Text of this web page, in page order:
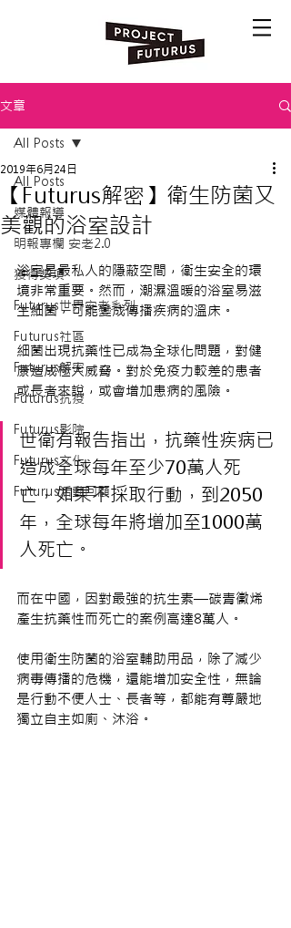
文章
All Posts
媒體報導
明報專欄 安老2.0
獲得獎項
Futurus世界安老系列
Futurus社區
Futurus解密
Futurus抗疫
Futurus影院
Futurus文化
Futurus活動回顧
All Posts
【Futurus解密】衛生防菌又
美觀的浴室設計
2019年6月24日
浴室是最私人的隱蔽空間，衛生安全的環
境非常重要。然而，潮濕溫暖的浴室易滋
生細菌，可能變成傳播疾病的溫床。
細菌出現抗藥性已成為全球化問題，對健
康造成極大威脅。對於免疫力較差的患者
或長者來說，或會增加患病的風險。
世衛有報告指出，抗藥性疾病已
造成全球每年至少70萬人死
亡，如果不採取行動，到2050
年，全球每年將增加至1000萬
人死亡。
而在中國，因對最強的抗生素—碳青黴烯
產生抗藥性而死亡的案例高達8萬人。
使用衛生防菌的浴室輔助用品，除了減少
病毒傳播的危機，還能增加安全性，無論
是行動不便人士、長者等，都能有尊嚴地
獨立自主如廁、沐浴。